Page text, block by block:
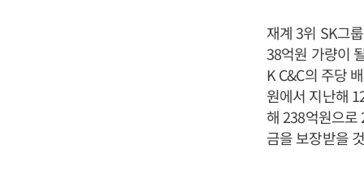
재계 3위 SK그
38억원 가량이
K C&C의 주당
원에서 지난해
해 238억원으로
금을 보장받을